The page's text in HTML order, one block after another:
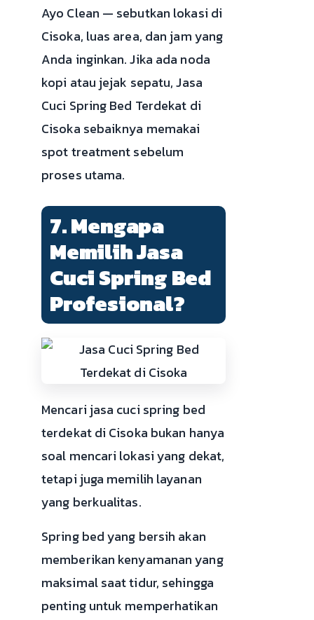
Ayo Clean — sebutkan lokasi di
Cisoka, luas area, dan jam yang
Anda inginkan. Jika ada noda
kopi atau jejak sepatu, Jasa
Cuci Spring Bed Terdekat di
Cisoka sebaiknya memakai
spot treatment sebelum
proses utama.
7. Mengapa
Memilih Jasa
Cuci Spring Bed
Profesional?
Mencari jasa cuci spring bed
terdekat di Cisoka bukan hanya
soal mencari lokasi yang dekat,
tetapi juga memilih layanan
yang berkualitas.
Spring bed yang bersih akan
memberikan kenyamanan yang
maksimal saat tidur, sehingga
penting untuk memperhatikan